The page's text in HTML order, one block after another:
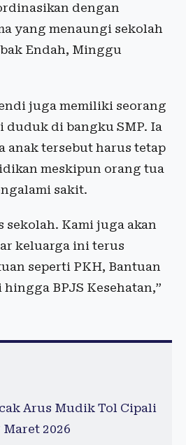
dengan
yang menaungi sekolah
Endah, Minggu
juga memiliki seorang
duduk di bangku SMP. Ia
anak tersebut harus tetap
meskipun orang tua
sakit.
sekolah. Kami juga akan
keluarga ini terus
seperti PKH, Bantuan
BPJS Kesehatan,”
Arus Mudik Tol Cipali
2026